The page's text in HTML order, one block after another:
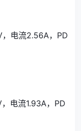
电流2.56A，PD
电流1.93A，PD